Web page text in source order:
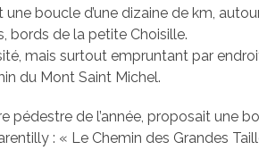
boucle d’une dizaine de km,
bords de la petite Choisille.
mais surtout empruntant par
du Mont Saint Michel.
pédestre de l’année, proposait une
: « Le Chemin des Grandes